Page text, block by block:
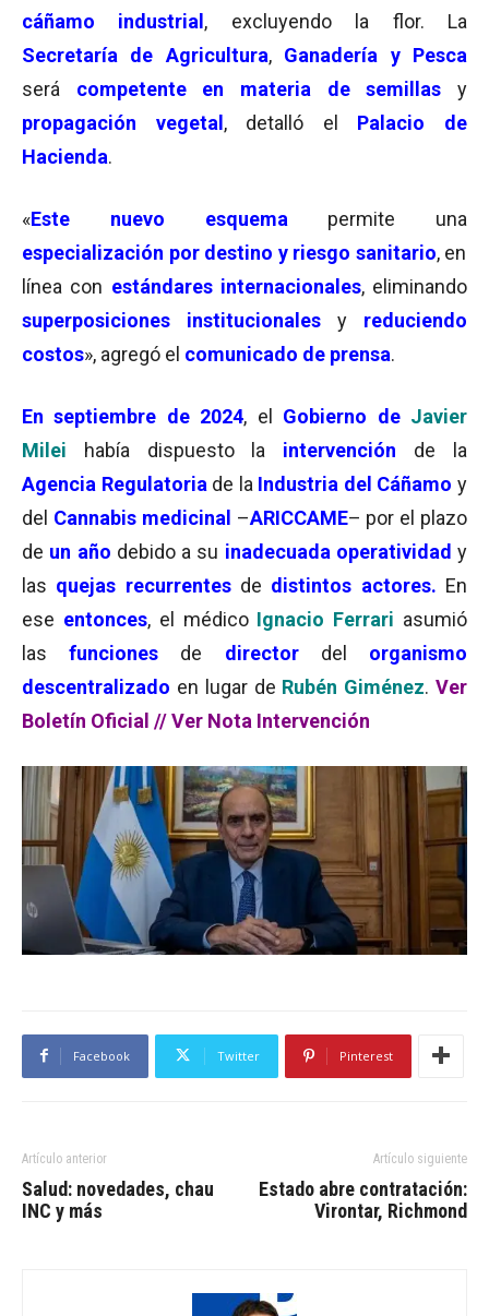
cáñamo industrial , excluyendo la flor. La
Secretaría de Agricultura, Ganadería y Pesca
será competente en materia de semillas
y
propagación vegetal , detalló el Palacio de
Hacienda.
«Este nuevo esquema permite una
especialización por destino y riesgo sanitario, en
línea con estándares internacionales, eliminando
superposiciones institucionales y reduciendo
costos», agregó el comunicado de prensa.
En septiembre de 2024, el Gobierno de Javier
Milei había dispuesto la intervención
de la
Agencia Regulatoria de la Industria del Cáñamo y
del Cannabis medicinal –ARICCAME– por el plazo
de un año debido a su inadecuada operatividad y
las quejas recurrentesde distintos actores. En
ese entonces, el médico Ignacio Ferrari asumió
lasfunciones de director del organismo
descentralizado en lugar de Rubén Giménez.Ver
Boletín Oficial //Ver Nota Intervención
Facebook Twitter Pinterest
Artículo anterior
Salud: novedades, chau
INC y más
Artículo siguiente
Estado abre contratación:
Virontar, Richmond